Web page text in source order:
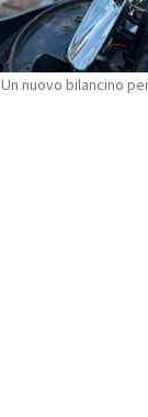
Un nuovo bilancino